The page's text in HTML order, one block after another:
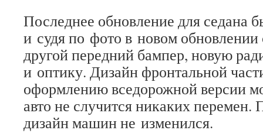
Последнее обновление для седана
и судя по фото в новом обновлении
другой передний бампер, новую
и оптику. Дизайн фронтальной
оформлению вседорожной версии
авто не случится никаких перемен.
дизайн машин не изменился.